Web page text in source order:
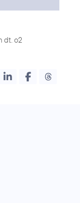
dt. o2